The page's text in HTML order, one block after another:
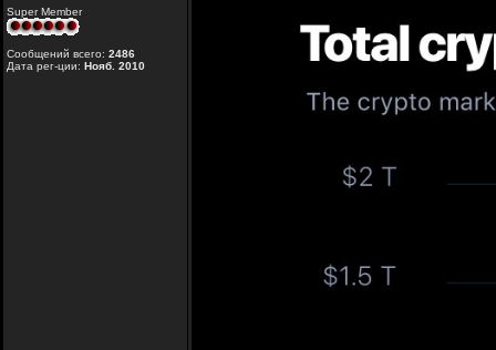
Super Member
Сообщений всего: 2486
Дата рег-ции: Нояб. 2010